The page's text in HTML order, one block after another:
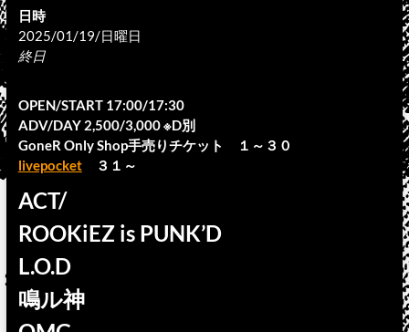
日時
2025/01/19/日曜日
終日
OPEN/START 17:00/17:30
ADV/DAY 2,500/3,000 ※D別
GoneR Only Shop手売りチケット １～３０
livepocket３１～
ACT/
ROOKiEZ is PUNK’D
L.O.D
鳴ル神